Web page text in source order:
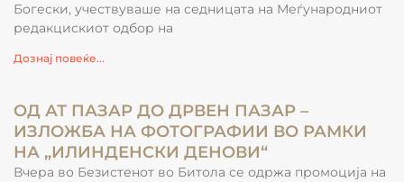
Богески, учествуваше на седницата на Меѓународниот
редакцискиот одбор на
Дознај повеќе...
ОД АТ ПАЗАР ДО ДРВЕН ПАЗАР –
ИЗЛОЖБА НА ФОТОГРАФИИ ВО РАМКИ
НА „ИЛИНДЕНСКИ ДЕНОВИ“
Вчера во Безистенот во Битола се одржа промоција на